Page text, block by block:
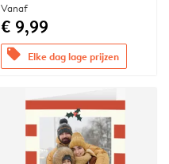
Vanaf
€ 9,99
offers Elke dag lage prijzen